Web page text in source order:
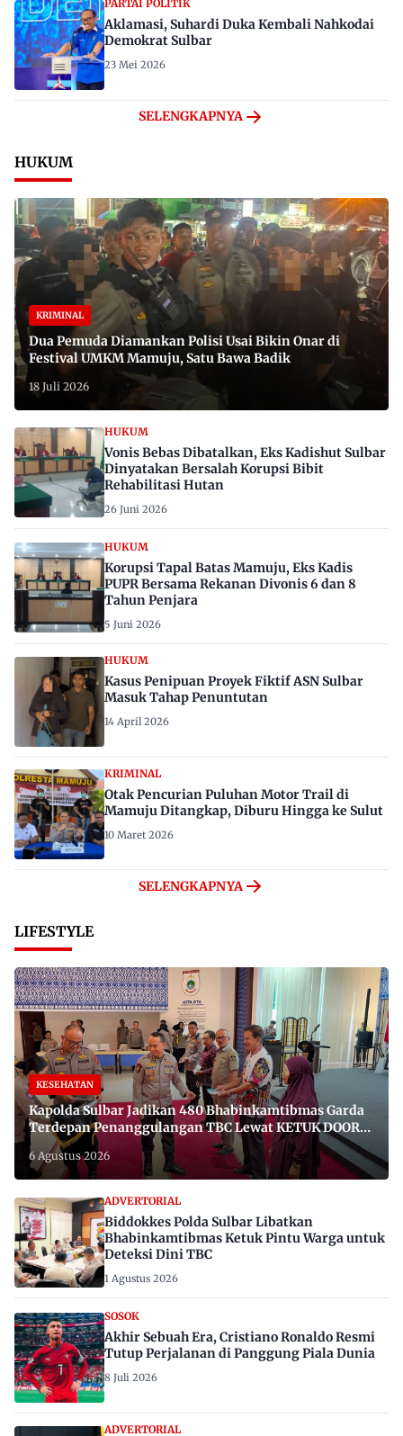
PARTAI POLITIK
Aklamasi, Suhardi Duka Kembali Nahkodai
Demokrat Sulbar
23 Mei 2026
SELENGKAPNYA
HUKUM
KRIMINAL
Dua Pemuda Diamankan Polisi Usai Bikin Onar di
Festival UMKM Mamuju, Satu Bawa Badik
18 Juli 2026
HUKUM
Vonis Bebas Dibatalkan, Eks Kadishut Sulbar
Dinyatakan Bersalah Korupsi Bibit
Rehabilitasi Hutan
26 Juni 2026
HUKUM
Korupsi Tapal Batas Mamuju, Eks Kadis
PUPR Bersama Rekanan Divonis 6 dan 8
Tahun Penjara
5 Juni 2026
HUKUM
Kasus Penipuan Proyek Fiktif ASN Sulbar
Masuk Tahap Penuntutan
14 April 2026
KRIMINAL
Otak Pencurian Puluhan Motor Trail di
Mamuju Ditangkap, Diburu Hingga ke Sulut
10 Maret 2026
SELENGKAPNYA
LIFESTYLE
KESEHATAN
Kapolda Sulbar Jadikan 480 Bhabinkamtibmas Garda
Terdepan Penanggulangan TBC Lewat KETUK DOORS
di 650 Desa
6 Agustus 2026
ADVERTORIAL
Biddokkes Polda Sulbar Libatkan
Bhabinkamtibmas Ketuk Pintu Warga untuk
Deteksi Dini TBC
1 Agustus 2026
SOSOK
Akhir Sebuah Era, Cristiano Ronaldo Resmi
Tutup Perjalanan di Panggung Piala Dunia
8 Juli 2026
ADVERTORIAL